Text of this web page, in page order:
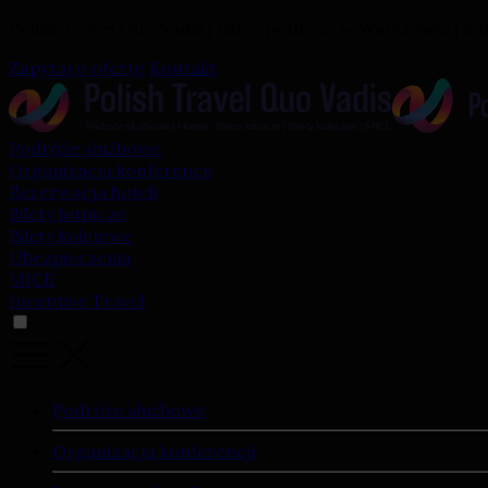
Zapytaj o ofertę Kontakt
Podróże służbowe
Organizacja konferencji
Rezerwacja hoteli
Bilety lotnicze
Bilety kolejowe
Ubezpieczenia
MICE
Incentive Travel
Podróże służbowe
Organizacja konferencji